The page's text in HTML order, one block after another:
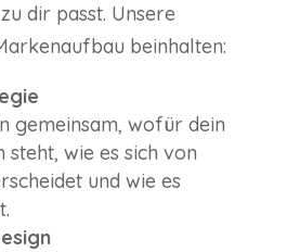
dir passt. Unsere
beinhalten:
gemeinsam, wofür dein
steht, wie es sich von
und wie es